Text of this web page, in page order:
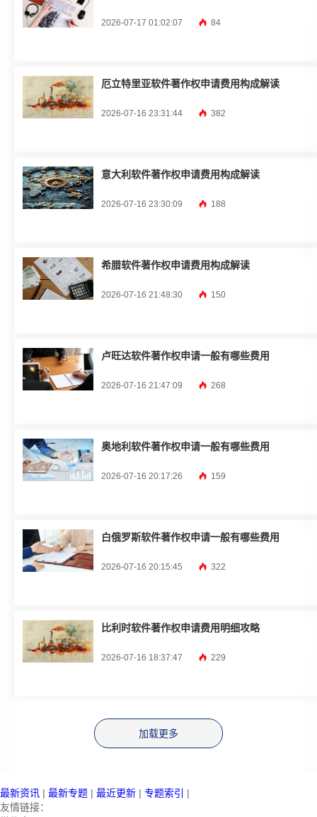
2026-07-17 01:02:07 84
厄立特里亚软件著作权申请费用构成解读
2026-07-16 23:31:44 382
意大利软件著作权申请费用构成解读
2026-07-16 23:30:09 188
希腊软件著作权申请费用构成解读
2026-07-16 21:48:30 150
卢旺达软件著作权申请一般有哪些费用
2026-07-16 21:47:09 268
奥地利软件著作权申请一般有哪些费用
2026-07-16 20:17:26 159
白俄罗斯软件著作权申请一般有哪些费用
2026-07-16 20:15:45 322
比利时软件著作权申请费用明细攻略
2026-07-16 18:37:47 229
加载更多
最新资讯 | 最新专题 | 最近更新 | 专题索引
|
友情链接：